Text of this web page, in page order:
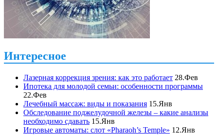
Интересное
Лазерная коррекция зрения: как это работает 28.Фев
Ипотека для молодой семьи: особенности программы
22.Фев
Лечебный массаж: виды и показания 15.Янв
Обследование поджелудочной железы – какие анализы
необходимо сдавать 15.Янв
Игровые автоматы: слот «Pharaoh’s Temple» 12.Янв